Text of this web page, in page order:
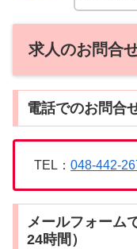
求人のお問合
電話でのお問合
TEL： 048-442-
メールフォーム
24時間）